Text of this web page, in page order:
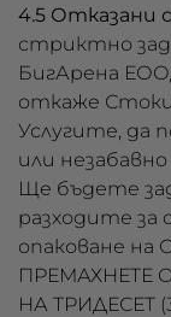
4.5 Отказани
стриктно
БигАрена
откаже
Услугите, да
или
Ще бъдете
разходите за
опаковане
ПРЕМАХНЕТЕ
НА ТРИДЕСЕТ